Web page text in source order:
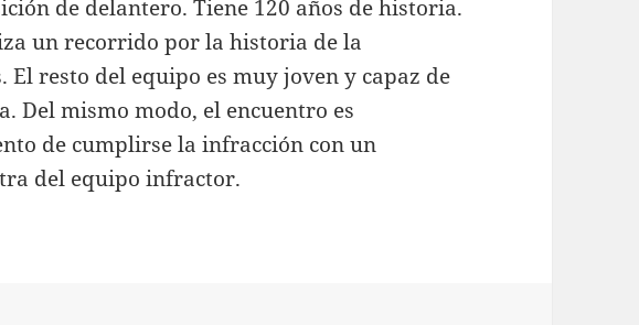
de delantero. Tiene 120 años de historia.
un recorrido por la historia de la
El resto del equipo es muy joven y capaz de
Del mismo modo, el encuentro es
de cumplirse la infracción con un
del equipo infractor.